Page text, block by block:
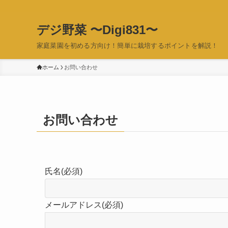
デジ野菜 〜Digi831〜
家庭菜園を初める方向け！簡単に栽培するポイントを解説！
ホーム お問い合わせ
お問い合わせ
氏名(必須)
メールアドレス(必須)